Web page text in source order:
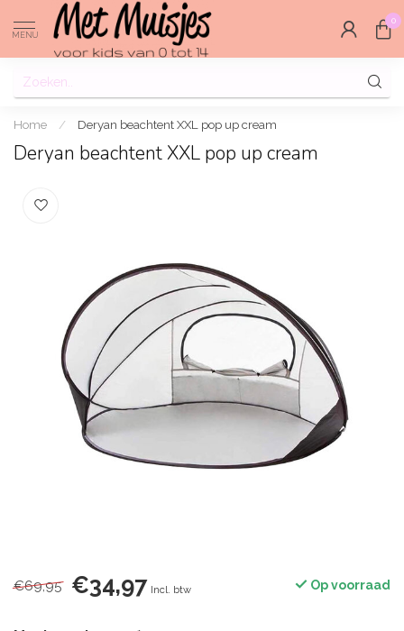
MENU
0
Home / Deryan beachtent XXL pop up cream
Deryan beachtent XXL pop up cream
€69,95 €34,97 Incl. btw Op voorraad